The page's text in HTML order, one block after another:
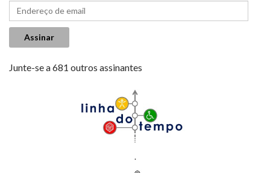
Endereço de email
Assinar
Junte-se a 681 outros assinantes
.